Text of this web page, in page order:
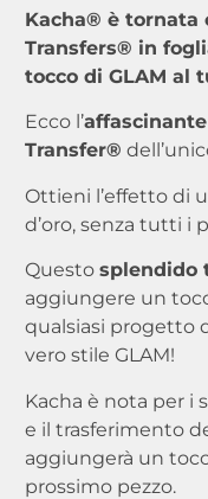
Kacha® è tornata
Transfers® in
tocco di GLAM al
Ecco l’
Transfer®
Ottieni l’effetto di
d’oro, senza tutti i
Questo splendido
aggiungere un
qualsiasi progetto
vero stile GLAM!
Kacha è nota per i
e il trasferimento
aggiungerà un
prossimo pezzo.